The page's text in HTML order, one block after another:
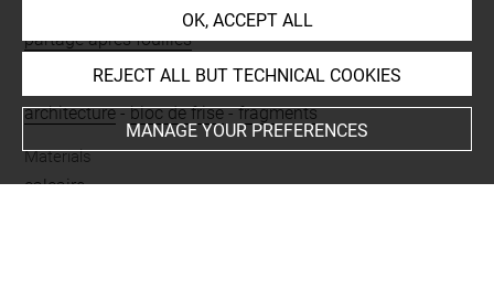
partage après fouilles
architecture-bloc de frise-fragments
Materials
calcaire
OK, ACCEPT ALL
REJECT ALL BUT TECHNICAL COOKIES
MANAGE YOUR PREFERENCES